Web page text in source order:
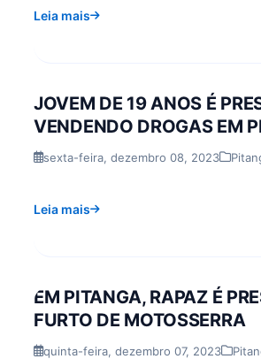
Leia mais
JOVEM DE 19 ANOS É
VENDENDO DROGAS EM
sexta-feira, dezembro 08, 2023
Leia mais
EM PITANGA, RAPAZ É
FURTO DE MOTOSSERRA
quinta-feira, dezembro 07, 2023